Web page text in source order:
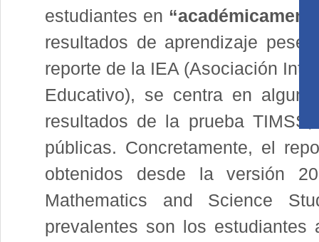
estudiantes en
resultados de aprendizaje
reporte de la IEA (Asociación
Educativo), se centra en
resultados de la prueba
públicas. Concretamente, el
obtenidos desde la versión
Mathematics and Science
prevalentes son los estudiantes